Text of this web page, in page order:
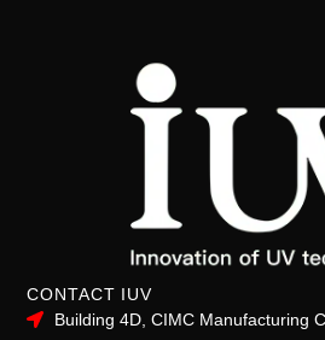
CONTACT IUV
Building 4D, CIMC Manufacturing